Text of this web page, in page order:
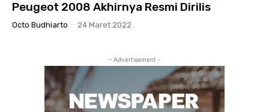
Peugeot 2008 Akhirnya Resmi Dirilis
Octo Budhiarto - 24 Maret 2022
- Advertisement -